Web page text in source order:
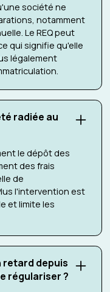
société ne
notamment
Le REQ peut
qui signifie qu'elle
légalement
radiée au
le dépôt des
des frais
de
l'intervention est
et limite les
retard depuis
régulariser ?